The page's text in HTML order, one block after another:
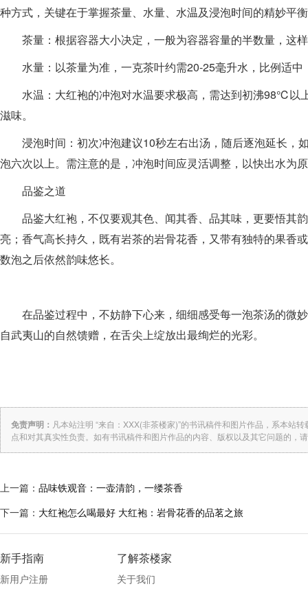
种方式，关键在于掌握茶量、水量、水温及浸泡时间的精妙平
茶量：根据容器大小决定，一般为容器容量的半数量，这
水量：以茶量为准，一克茶叶约需20-25毫升水，比例适
水温：大红袍的冲泡对水温要求极高，需达到初沸98℃以
滋味。
浸泡时间：初次冲泡建议10秒左右出汤，随后逐泡延长，
泡六次以上。需注意的是，冲泡时间应灵活调整，以快出水为
品鉴之道
品鉴大红袍，不仅要观其色、闻其香、品其味，更要悟其
亮；香气高长持久，既有岩茶的岩骨花香，又带有独特的果香
数泡之后依然韵味悠长。
在品鉴过程中，不妨静下心来，细细感受每一泡茶汤的微
自武夷山的自然馈赠，在舌尖上绽放出最绚烂的光彩。
免责声明： 凡本站注明 “来自：XXX(非茶楼家)”的书讯稿件和图片作品，系本站
点和对其真实性负责。如有书讯稿件和图片作品的内容、版权以及其它问题的，
上一篇： 品味铁观音：一壶清韵，一缕茶香
下一篇： 大红袍怎么喝最好 大红袍：岩骨花香的品茗之旅
新手指南
新用户注册
了解茶楼家
关于我们